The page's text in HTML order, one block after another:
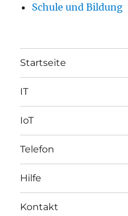
Schule und Bildung
Startseite
IT
IoT
Telefon
Hilfe
Kontakt